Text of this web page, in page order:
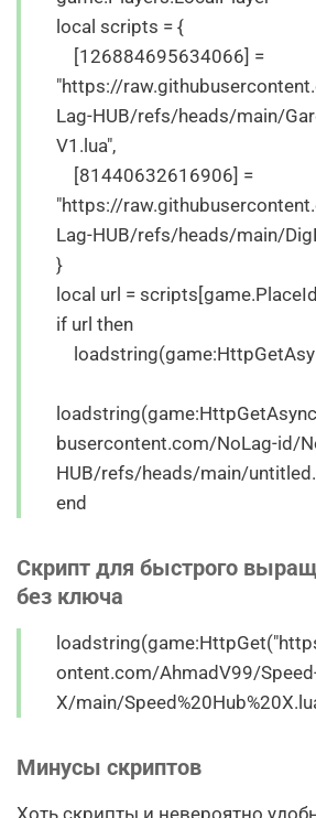
local scripts = {
[126884695634066] =
"https://
Lag-HUB/refs/heads/main/
V1.lua",
[81440632616906] =
"https://
Lag-HUB/refs/heads/main/
}
local url =
if url then
busercontent.com/NoLag-id/
HUB/refs/heads/main/
end
Скрипт для быстрого
без ключа
ontent.com/AhmadV99/
X/main/
Минусы скриптов